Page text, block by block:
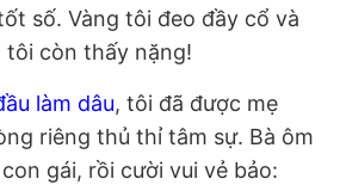
số. Vàng tôi đeo đầy cổ và
còn thấy nặng!
làm dâu, tôi đã được mẹ
riêng thủ thỉ tâm sự. Bà ôm
gái, rồi cười vui vẻ bảo: